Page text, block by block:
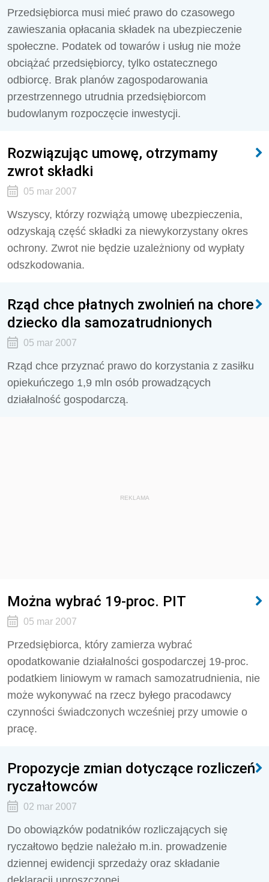
Przedsiębiorca musi mieć prawo do czasowego
zawieszania opłacania składek na ubezpieczenie
społeczne. Podatek od towarów i usług nie może
obciążać przedsiębiorcy, tylko ostatecznego
odbiorcę. Brak planów zagospodarowania
przestrzennego utrudnia przedsiębiorcom
budowlanym rozpoczęcie inwestycji.
Rozwiązując umowę, otrzymamy
zwrot składki
05 mar 2007
Wszyscy, którzy rozwiążą umowę ubezpieczenia,
odzyskają część składki za niewykorzystany okres
ochrony. Zwrot nie będzie uzależniony od wypłaty
odszkodowania.
Rząd chce płatnych zwolnień na chore
dziecko dla samozatrudnionych
05 mar 2007
Rząd chce przyznać prawo do korzystania z zasiłku
opiekuńczego 1,9 mln osób prowadzących
działalność gospodarczą.
REKLAMA
Można wybrać 19-proc. PIT
05 mar 2007
Przedsiębiorca, który zamierza wybrać
opodatkowanie działalności gospodarczej 19-proc.
podatkiem liniowym w ramach samozatrudnienia, nie
może wykonywać na rzecz byłego pracodawcy
czynności świadczonych wcześniej przy umowie o
pracę.
Propozycje zmian dotyczące rozliczeń
ryczałtowców
02 mar 2007
Do obowiązków podatników rozliczających się
ryczałtowo będzie należało m.in. prowadzenie
dziennej ewidencji sprzedaży oraz składanie